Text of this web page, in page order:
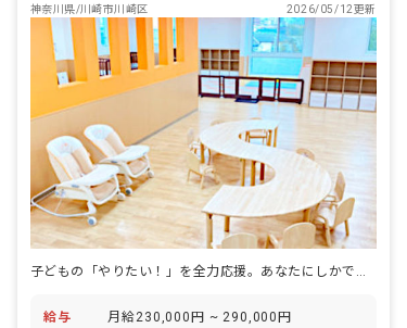
神奈川県/川崎市川崎区 2026/05/12更新
子どもの「やりたい！」を全力応援。あなたにしかできない保育を実現♪
給与 月給230,000円 ~ 290,000円